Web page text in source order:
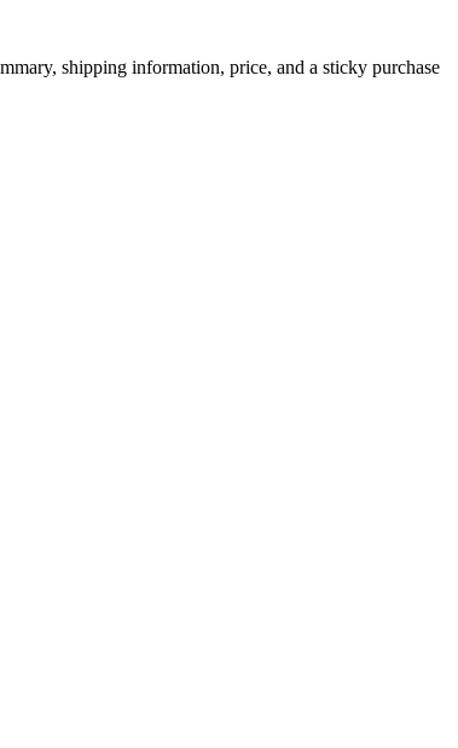
shipping information, price, and a sticky purchase